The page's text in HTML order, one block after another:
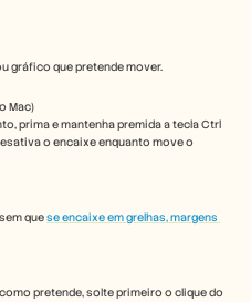
gráfico que pretende mover.
Mac)
prima e mantenha premida a tecla Ctrl
o encaixe enquanto move o
que se encaixe em grelhas, margens
pretende, solte primeiro o clique do